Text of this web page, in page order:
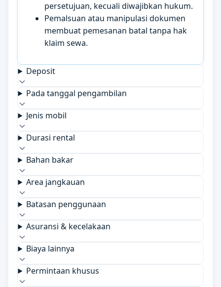
persetujuan, kecuali diwajibkan hukum.
Pemalsuan atau manipulasi dokumen
membuat pemesanan batal tanpa hak
klaim sewa.
Deposit
Pada tanggal pengambilan
Jenis mobil
Durasi rental
Bahan bakar
Area jangkauan
Batasan penggunaan
Asuransi & kecelakaan
Biaya lainnya
Permintaan khusus